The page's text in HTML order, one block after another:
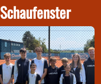
Schaufenster